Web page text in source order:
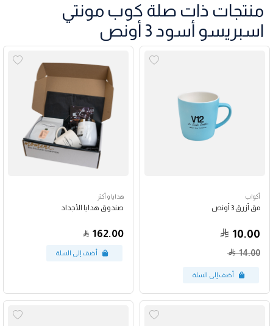
منتجات ذات صلة كوب مونتي
اسبريسو أسود 3 أونص
أكواب
مق أزرق 3 أونص
10.00
14.00
هدايا و أكثر
صندوق هدايا الأجداد
162.00